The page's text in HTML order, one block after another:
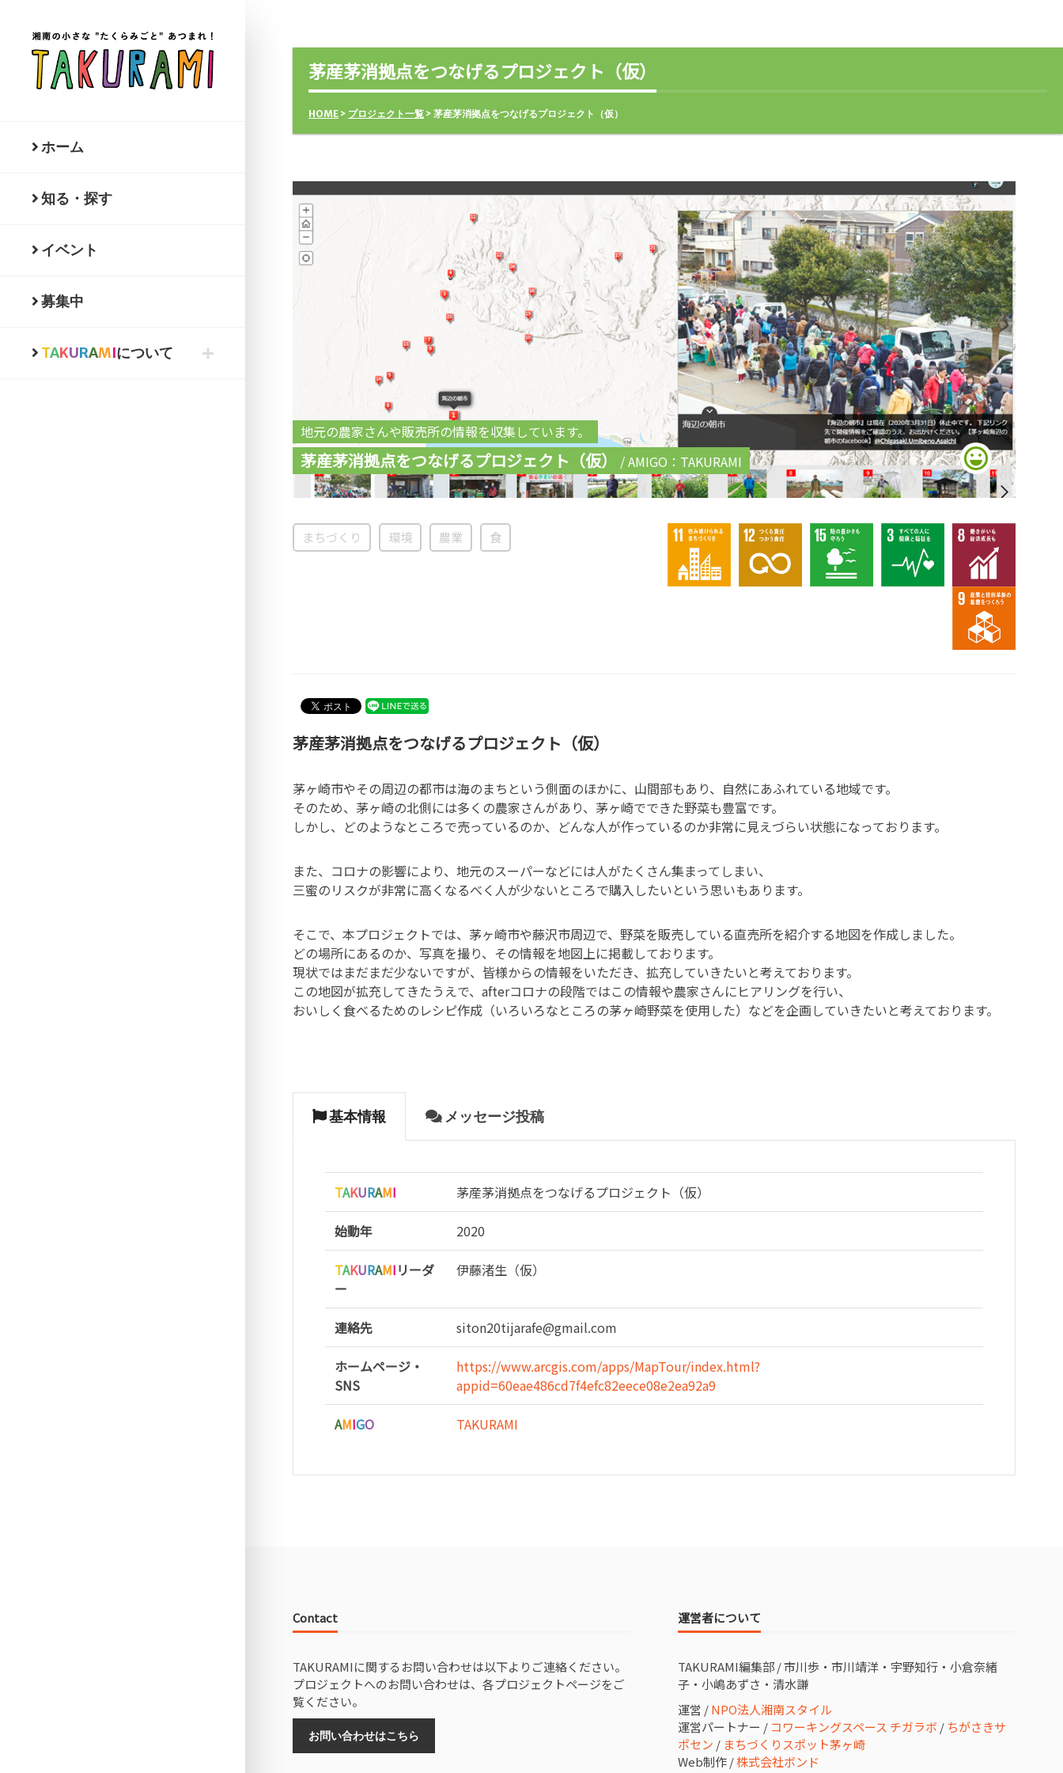
ホーム
知る・探す
イベント
募集中
TAKURAMIについて
茅産茅消拠点をつなげるプロジェクト（仮）
HOME > プロジェクト一覧 > 茅産茅消拠点をつなげるプロジェクト（仮）
地元の農家さんや販売所の情報を収集しています。
茅産茅消拠点をつなげるプロジェクト（仮） / AMIGO：TAKURAMI
まちづくり 環境 農業 食
茅産茅消拠点をつなげるプロジェクト（仮）
茅ヶ崎市やその周辺の都市は海のまちという側面のほかに、山間部もあり、自然にあふれている地域です。
そのため、茅ヶ崎の北側には多くの農家さんがあり、茅ヶ崎でできた野菜も豊富です。
しかし、どのようなところで売っているのか、どんな人が作っているのか非常に見えづらい状態になっております。
また、コロナの影響により、地元のスーパーなどには人がたくさん集まってしまい、
三蜜のリスクが非常に高くなるべく人が少ないところで購入したいという思いもあります。
そこで、本プロジェクトでは、茅ヶ崎市や藤沢市周辺で、野菜を販売している直売所を紹介する地図を作成しました。
どの場所にあるのか、写真を撮り、その情報を地図上に掲載しております。
現状ではまだまだ少ないですが、皆様からの情報をいただき、拡充していきたいと考えております。
この地図が拡充してきたうえで、afterコロナの段階ではこの情報や農家さんにヒアリングを行い、
おいしく食べるためのレシピ作成（いろいろなところの茅ヶ崎野菜を使用した）などを企画していきたいと考えております。
基本情報 メッセージ投稿
TAKURAMI 茅産茅消拠点をつなげるプロジェクト（仮）
始動年 2020
TAKURAMIリーダ
ー
伊藤渚生（仮）
連絡先 siton20tijarafe@gmail.com
ホームページ・
SNS
https://www.arcgis.com/apps/MapTour/index.html?
appid=60eae486cd7f4efc82eece08e2ea92a9
AMIGO TAKURAMI
Contact
TAKURAMIに関するお問い合わせは以下よりご連絡ください。
プロジェクトへのお問い合わせは、各プロジェクトページをご
覧ください。
お問い合わせはこちら
運営者について
TAKURAMI編集部 / 市川歩・市川靖洋・宇野知行・小倉奈緒
子・小嶋あずさ・清水謙
運営 /NPO法人湘南スタイル
運営パートナー / コワーキングスペース チガラボ / ちがさきサ
ポセン / まちづくりスポット茅ヶ崎
Web制作 /株式会社ボンド